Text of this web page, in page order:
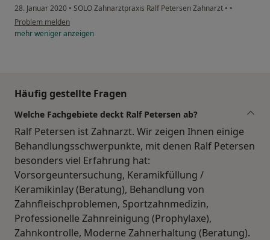
28. Januar 2020 • SOLO Zahnarztpraxis Ralf Petersen Zahnarzt • •
Problem melden
mehrwenigeranzeigen
Häufig gestellte Fragen
Welche Fachgebiete deckt Ralf Petersen ab?
Ralf Petersen ist Zahnarzt. Wir zeigen Ihnen einige
Behandlungsschwerpunkte, mit denen Ralf Petersen
besonders viel Erfahrung hat:
Vorsorgeuntersuchung, Keramikfüllung /
Keramikinlay (Beratung), Behandlung von
Zahnfleischproblemen, Sportzahnmedizin,
Professionelle Zahnreinigung (Prophylaxe),
Zahnkontrolle, Moderne Zahnerhaltung (Beratung).